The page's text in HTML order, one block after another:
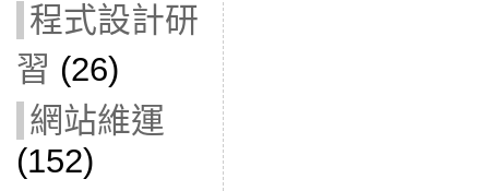
程式設計研
習 (26)
網站維運
(152)